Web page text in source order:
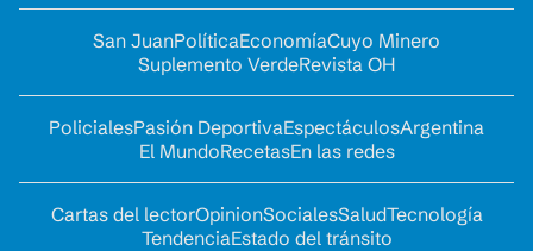
San JuanPolíticaEconomíaCuyo Minero
Suplemento VerdeRevista OH
PolicialesPasión DeportivaEspectáculosArgentina
El MundoRecetasEn las redes
Cartas del lectorOpinionSocialesSaludTecnología
TendenciaEstado del tránsito